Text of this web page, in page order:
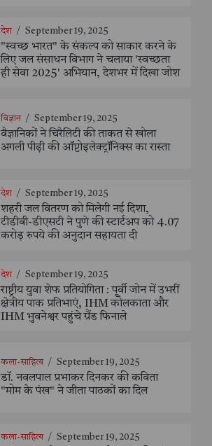
देश / September 19, 2025
"स्वच्छ भारत" के संकल्प को साकार करने के
लिए जल संसाधन विभाग ने चलाया 'स्वच्छता
ही सेवा 2025' अभियान, देशभर में दिखा जोश
विज्ञान / September 19, 2025
वैज्ञानिकों ने चिरैलिटी की ताकत से खोला
अगली पीढ़ी की ऑप्टोइलेक्ट्रॉनिक्स का रास्ता
देश / September 19, 2025
शहरी जल वितरण को मिलेगी नई दिशा,
टीडीबी-डीएसटी ने पुणे की स्टार्टअप को 4.07
करोड़ रुपये की अनुदान सहायता दी
देश / September 19, 2025
राष्ट्रीय युवा शेफ प्रतियोगिता : पूर्वी जोन में उभरीं
क्षेत्रीय पाक प्रतिभाएं, IHM कोलकाता और
IHM भुवनेश्वर पहुंचे ग्रैंड फिनाले
कला-साहित्य / September 19, 2025
डॉ. नवलपाल प्रभाकर दिनकर की कविता
"मोम के पंख" ने जीता पाठकों का दिल
कला-साहित्य / September 19, 2025